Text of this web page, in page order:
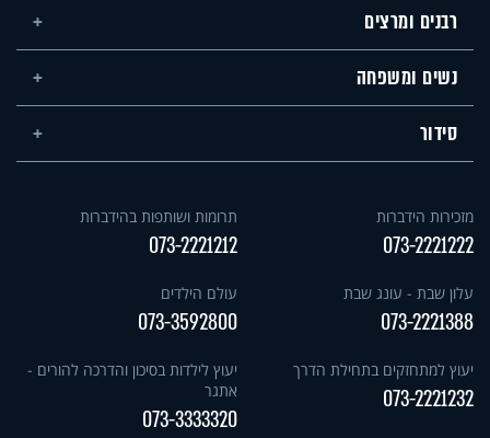
רבנים ומרצים
נשים ומשפחה
סידור
מזכירות הידברות
073-2221222
תרומות ושותפות בהידברות
073-2221212
עלון שבת - עונג שבת
073-2221388
עולם הילדים
073-3592800
יעוץ למתחזקים בתחילת הדרך
073-2221232
יעוץ לילדות בסיכון והדרכה להורים -
אתגר
073-3333320